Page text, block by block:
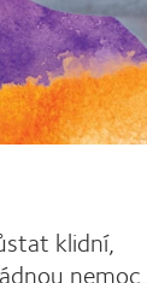
klidní,
nemoc.